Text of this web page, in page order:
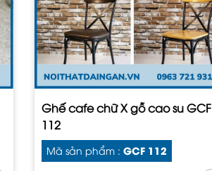
Ghế cafe chữ X gỗ cao su GCF
112
Mã sản phẩm : GCF 112